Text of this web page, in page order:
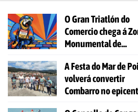
O Gran Triatlón do
Comercio chega á
Monumental de
A Festa do Mar de
volverá convertir
Combarro no